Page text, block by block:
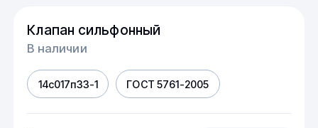
Клапан сильфонный
В наличии
14с017п33-1 ГОСТ 5761-2005